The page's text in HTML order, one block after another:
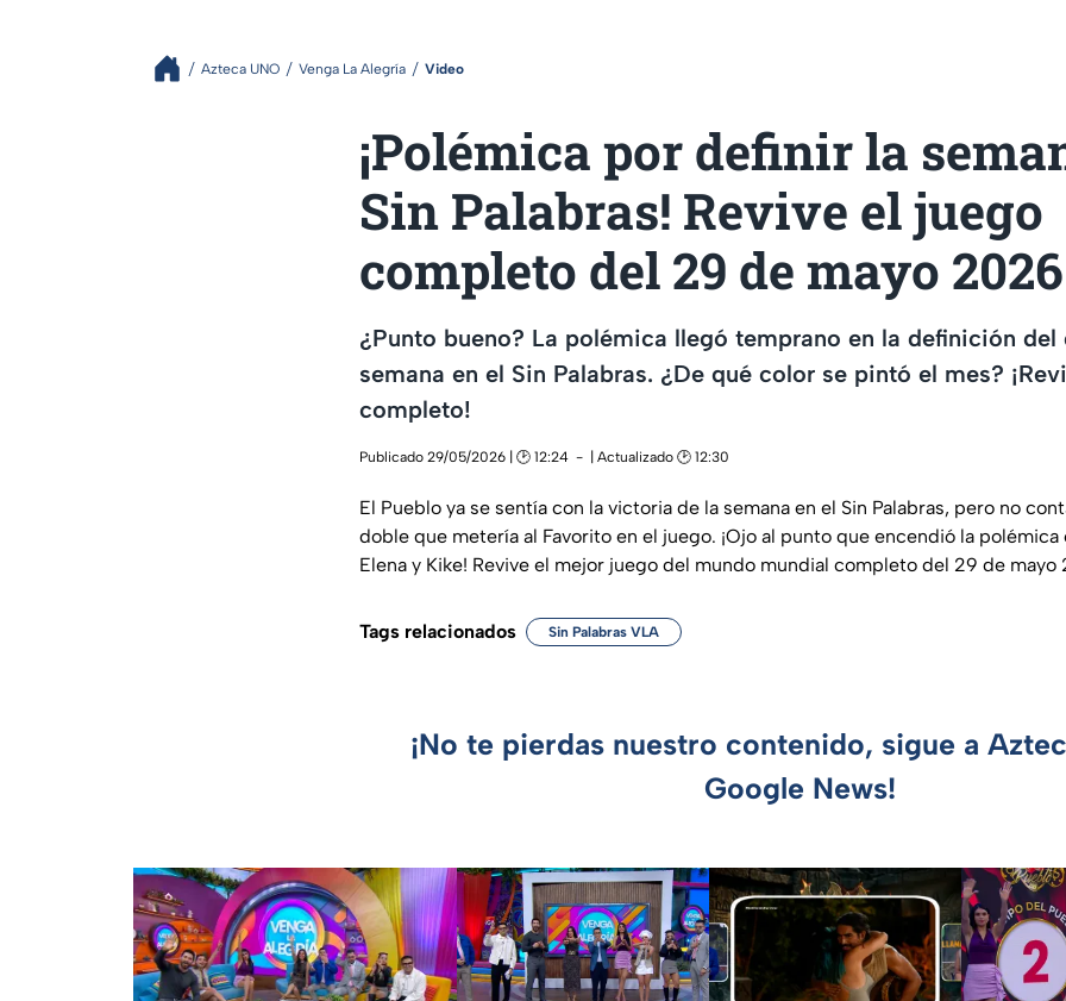
Azteca UNO Venga La Alegría Video
¡Polémica por definir la
Sin Palabras! Revive el juego
completo del 29 de mayo 2026
¿Punto bueno? La polémica llegó temprano en la definición del
semana en el Sin Palabras. ¿De qué color se pintó el mes?
completo!
Publicado 29/05/2026 | 🕑 12:24 | Actualizado 🕑 12:30
El Pueblo ya se sentía con la victoria de la semana en el Sin Palabras, pero no
doble que metería al Favorito en el juego. ¡Ojo al punto que encendió la polémica
Elena y Kike! Revive el mejor juego del mundo mundial completo del 29 de mayo
Tags relacionados Sin Palabras VLA
¡No te pierdas nuestro contenido, sigue a
Google News!